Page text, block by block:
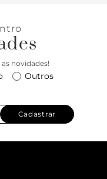
novidades!
Outros
Cadastrar